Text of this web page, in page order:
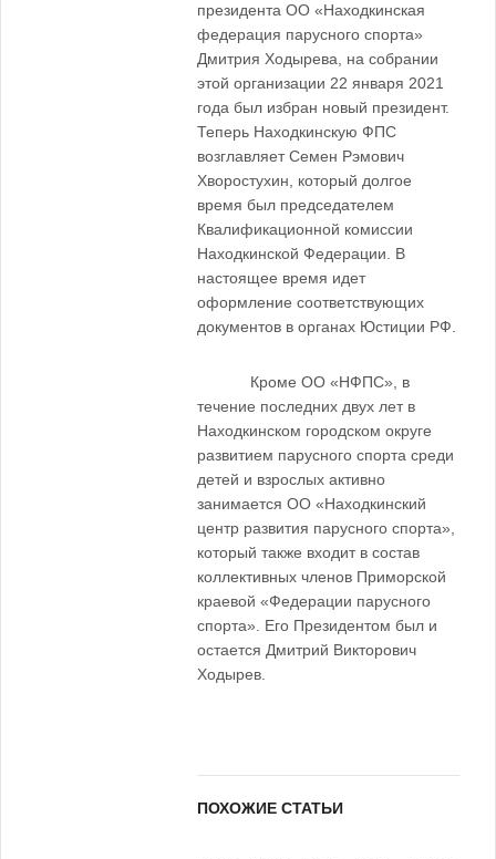
президента ОО «Находкинская
федерация парусного спорта»
Дмитрия Ходырева, на собрании
этой организации 22 января 2021
года был избран новый президент.
Теперь Находкинскую ФПС
возглавляет Семен Рэмович
Хворостухин, который долгое
время был председателем
Квалификационной комиссии
Находкинской Федерации. В
настоящее время идет
оформление соответствующих
документов в органах Юстиции РФ.
Кроме ОО «НФПС», в
течение последних двух лет в
Находкинском городском округе
развитием парусного спорта среди
детей и взрослых активно
занимается ОО «Находкинский
центр развития парусного спорта»,
который также входит в состав
коллективных членов Приморской
краевой «Федерации парусного
спорта». Его Президентом был и
остается Дмитрий Викторович
Ходырев.
ПОХОЖИЕ СТАТЬИ